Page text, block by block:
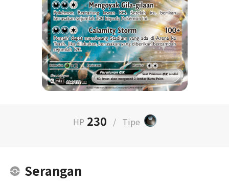
HP 230 / Tipe
Serangan